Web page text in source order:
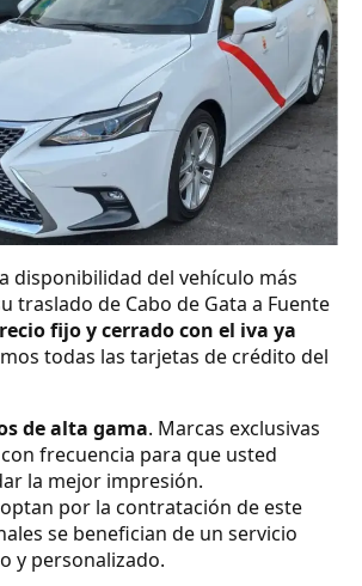
disponibilidad del vehículo más
traslado de Cabo de Gata a Fuente
fijo y cerrado con el iva ya
todas las tarjetas de crédito del
de alta gama. Marcas exclusivas
frecuencia para que usted
la mejor impresión.
por la contratación de este
se benefician de un servicio
y personalizado.